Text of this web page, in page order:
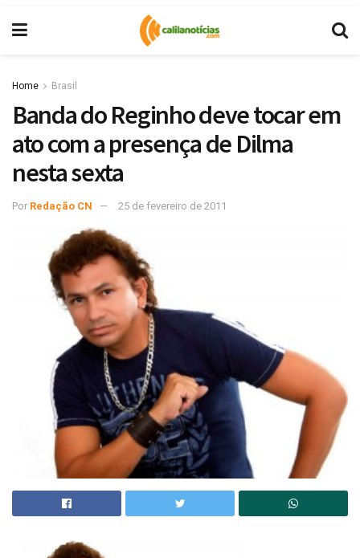
Home Brasil
Banda do Reginho deve tocar em
ato com a presença de Dilma
nesta sexta
Por Redação CN 25 de fevereiro de 2011